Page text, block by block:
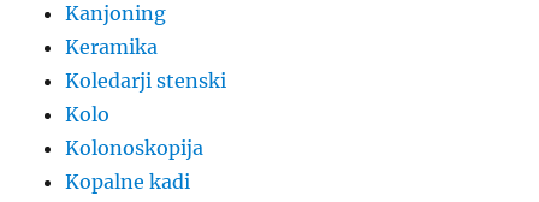
Kanjoning
Keramika
Koledarji stenski
Kolo
Kolonoskopija
Kopalne kadi